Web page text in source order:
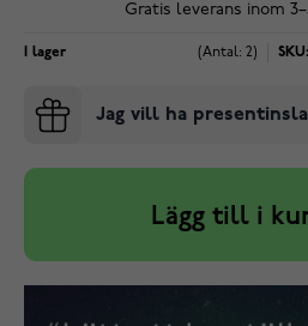
Gratis leverans inom
I lager (Antal: 2) SKU:
Jag vill ha
Lägg till i